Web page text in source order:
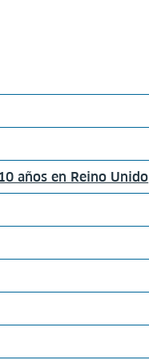
años en Reino Unido